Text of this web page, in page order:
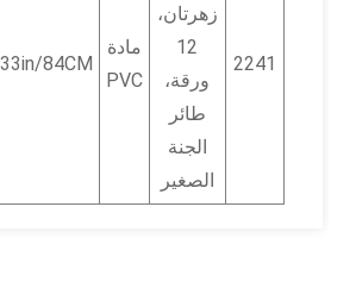
2241
زهرتان،
12
ورقة،
طائر
الجنة
الصغير
مادة
PVC
33in/84CM